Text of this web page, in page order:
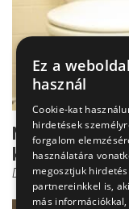
Nyári
küzdhetsz a
Dr. Bókay János
Ez a
használ
Cookie-kat
hirdetések
forgalom
használatára
megosztjuk
partnereinkkel is,
más